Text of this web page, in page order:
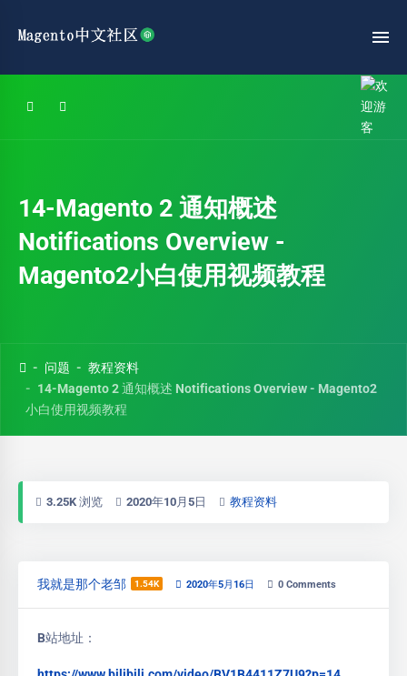
14-Magento 2 通知概述
Notifications Overview -
Magento2小白使用视频教程
问题
教程资料
14-Magento 2 通知概述 Notifications Overview - Magento2
小白使用视频教程
3.25K 浏览 2020年10月5日 教程资料
我就是那个老邹 1.54K 2020年5月16日 0 Comments
B站地址：